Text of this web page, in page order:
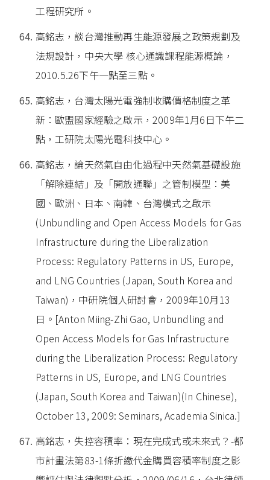
工程研究所。
高銘志，談台灣推動再生能源發展之政策規劃及
法規設計，中央大學 核心通識課程能源概論，
2010.5.26下午一點至三點。
高銘志，台灣太陽光電強制收購價格制度之革
新：歐盟國家經驗之啟示，2009年1月6日下午二
點，工研院太陽光電科技中心。
高銘志，論天然氣自由化過程中天然氣基礎設施
「解除連結」及「開放通聯」之管制模型：美
國、歐洲、日本、南韓、台灣模式之啟示
(Unbundling and Open Access Models for Gas
Infrastructure during the Liberalization
Process: Regulatory Patterns in US, Europe,
and LNG Countries (Japan, South Korea and
Taiwan)，中研院個人研討會，2009年10月13
日。[Anton Miing-Zhi Gao, Unbundling and
Open Access Models for Gas Infrastructure
during the Liberalization Process: Regulatory
Patterns in US, Europe, and LNG Countries
(Japan, South Korea and Taiwan)(In Chinese),
October 13, 2009: Seminars, Academia Sinica.]
高銘志，失控容積率：現在完成式或未來式？-都
市計畫法第83-1條折繳代金購買容積率制度之影